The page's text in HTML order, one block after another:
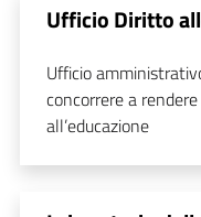
Ufficio Diritto
Ufficio
concorrere a
all’educazione